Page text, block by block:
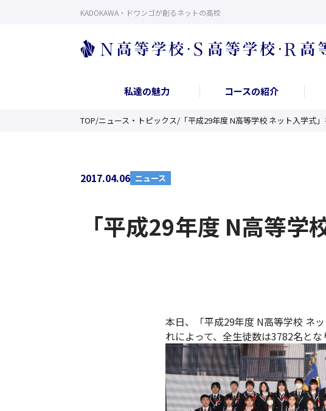
KADOKAWA・ドワンゴが創るネットの高校
私達の魅力 コースの紹介
TOP/ニュース・トピックス/ 「平成29年度 N高等学校 ネット入学式
2017.04.06 ニュース
「平成29年度 N高等
本日、「平成29年度 N高等学校 ネ
れによって、全生徒数は3782名とな